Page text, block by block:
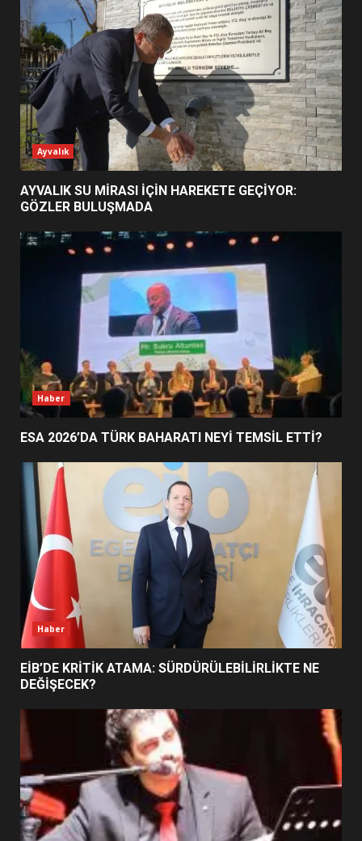
1
AYVALIK SU MİRASI İÇİN
HAREKETE GEÇİYOR: GÖZLER
BULUŞMADA
2
ESA 2026’DA TÜRK BAHARATI
NEYİ TEMSİL ETTİ?
EİB’DE KRİTİK ATAMA:
SÜRDÜRÜLEBİLİRLİKTE NE
DEĞİŞECEK?
4
EDREMİT’İN GURURU TÜRKİYE
FİNALİNDE NE BAŞARDI?
5
UZATILDI: NE DEĞİŞTİ?
6
BURHANİYE SATRANÇ
TURNUVASI KAYITLARI NEYİ
DEĞİŞTİRİYOR?
BURHANİYE BELEDİYESPOR’DA
YENİ YÖNETİM NASIL
Ayvalık
AYVALIK SU MİRASI İÇİN HAREKETE GEÇİYOR:
GÖZLER BULUŞMADA
Haber
ESA 2026’DA TÜRK BAHARATI NEYİ TEMSİL ETTİ?
Haber
EİB’DE KRİTİK ATAMA: SÜRDÜRÜLEBİLİRLİKTE NE
DEĞİŞECEK?